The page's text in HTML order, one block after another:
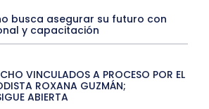
busca asegurar su futuro con
y capacitación
VINCULADOS A PROCESO POR EL
ROXANA GUZMÁN;
ABIERTA